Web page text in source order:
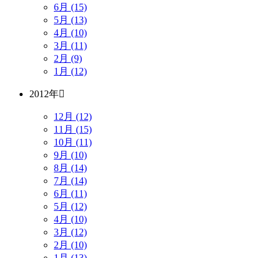
6月 (15)
5月 (13)
4月 (10)
3月 (11)
2月 (9)
1月 (12)
2012年
12月 (12)
11月 (15)
10月 (11)
9月 (10)
8月 (14)
7月 (14)
6月 (11)
5月 (12)
4月 (10)
3月 (12)
2月 (10)